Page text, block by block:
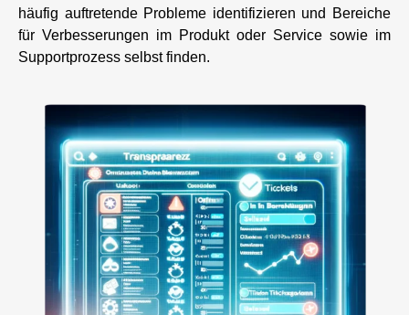
häufig auftretende Probleme identifizieren und Bereiche
für Verbesserungen im Produkt oder Service sowie im
Supportprozess selbst finden.